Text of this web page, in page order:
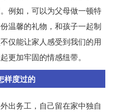
例如，可以为父母做一顿特
温馨的礼物，和孩子一起制
仅能让家人感受到我们的用
更加牢固的情感纽带。
样度过的
出务工，自己留在家中独自